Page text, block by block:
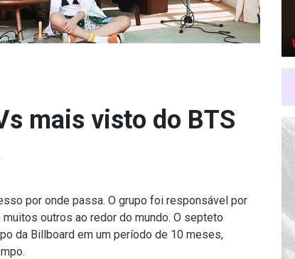
mais visto do BTS
por onde passa. O grupo foi responsável por
outros ao redor do mundo. O septeto
da Billboard em um período de 10 meses,